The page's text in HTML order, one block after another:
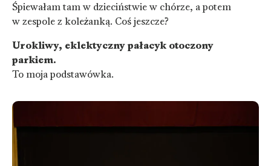
Śpiewałam tam w dzieciństwie w chórze, a potem
w zespole z koleżanką. Coś jeszcze?
Urokliwy, eklektyczny pałacyk otoczony
parkiem.
To moja podstawówka.